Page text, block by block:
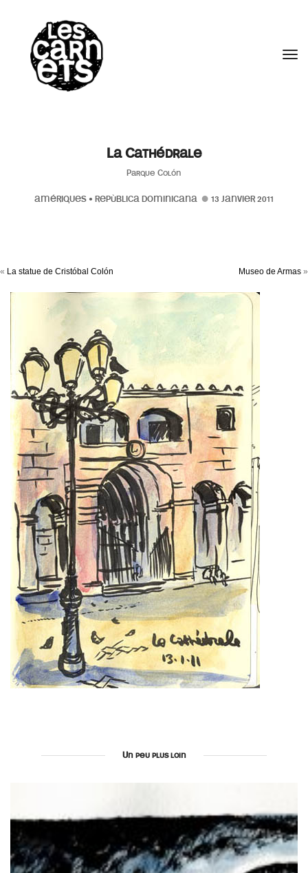
La Cathédrale
Parque Colón
AMÉRIQUES • REPÙBLICA DOMINICANA 13 JANVIER 2011
« La statue de Cristóbal Colón Museo de Armas »
Un peu plus loin